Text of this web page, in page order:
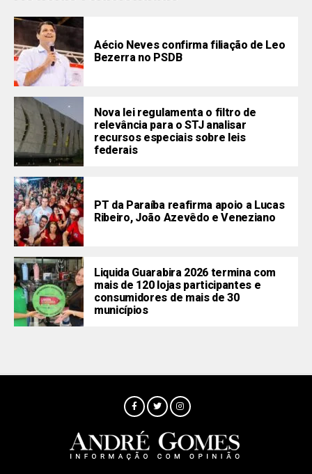
Aécio Neves confirma filiação de Leo
Bezerra no PSDB
Nova lei regulamenta o filtro de
relevância para o STJ analisar
recursos especiais sobre leis
federais
PT da Paraíba reafirma apoio a Lucas
Ribeiro, João Azevêdo e Veneziano
Liquida Guarabira 2026 termina com
mais de 120 lojas participantes e
consumidores de mais de 30
municípios